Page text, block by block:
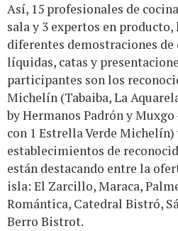
Así, 15 profesionales de
sala y 3 expertos en producto,
diferentes demostraciones de
líquidas, catas y
participantes son los
Michelín (Tabaiba, La
by Hermanos Padrón y Muxgo
con 1 Estrella Verde
establecimientos de
están destacando entre la
isla: El Zarcillo, Maraca,
Romántica, Catedral Bistró,
Berro Bistrot.